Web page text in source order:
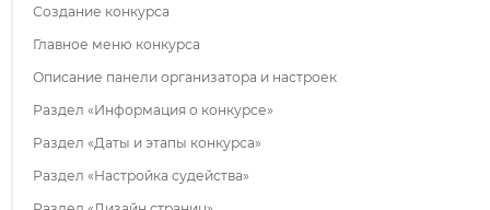
Создание конкурса
Главное меню конкурса
Описание панели организатора и настроек
Раздел «Информация о конкурсе»
Раздел «Даты и этапы конкурса»
Раздел «Настройка судейства»